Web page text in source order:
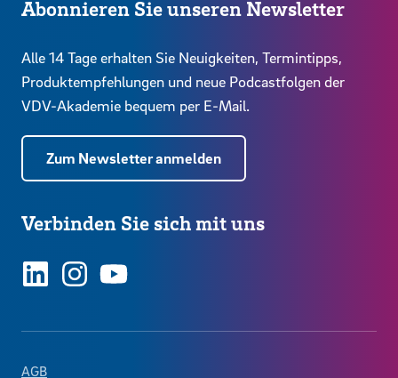
Abonnieren Sie unseren Newsletter
Alle 14 Tage erhalten Sie Neuigkeiten, Termintipps,
Produktempfehlungen und neue Podcastfolgen der
VDV-Akademie bequem per E-Mail.
Zum Newsletter anmelden
Verbinden Sie sich mit uns
LinkedInInstagram
YouTube
AGB